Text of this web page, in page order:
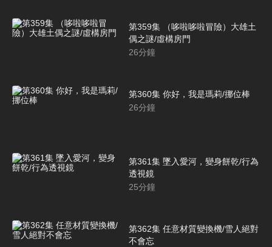
第359集 （哆啦哆啦冒險）大雄土
偶之謎/虛構房門
26分鐘
第360集 你好，我是瑪莉/挪位棒
26分鐘
第361集 墜入愛河，變身餅乾/行為
透視鏡
25分鐘
第362集 任意材質變換機/雪人絕對
不會忘